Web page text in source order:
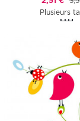
Plusieurs